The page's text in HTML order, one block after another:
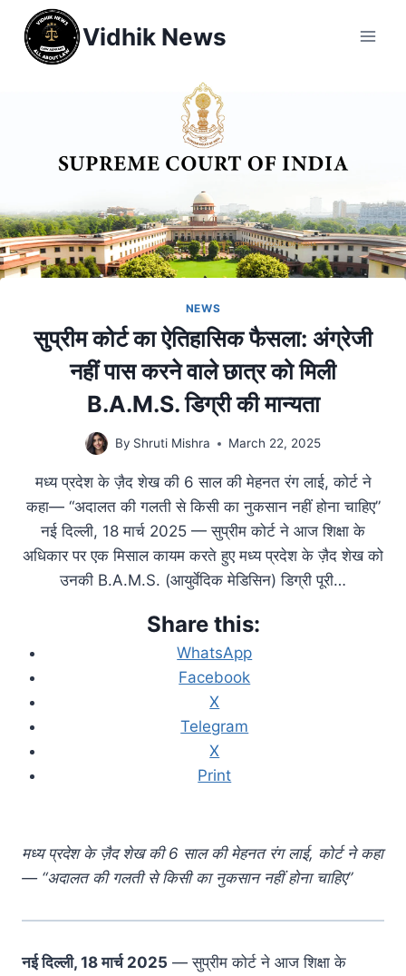
Vidhik News
NEWS
सुप्रीम कोर्ट का ऐतिहासिक फैसला: अंग्रेजी
नहीं पास करने वाले छात्र को मिली
B.A.M.S. डिग्री की मान्यता
By Shruti Mishra March 22, 2025
मध्य प्रदेश के ज़ैद शेख की 6 साल की मेहनत रंग लाई, कोर्ट ने
कहा— “अदालत की गलती से किसी का नुकसान नहीं होना चाहिए”
नई दिल्ली, 18 मार्च 2025 — सुप्रीम कोर्ट ने आज शिक्षा के
अधिकार पर एक मिसाल कायम करते हुए मध्य प्रदेश के ज़ैद शेख को
उनकी B.A.M.S. (आयुर्वेदिक मेडिसिन) डिग्री पूरी…
Share this:
WhatsApp
Facebook
X
Telegram
X
Print
मध्य प्रदेश के ज़ैद शेख की 6 साल की मेहनत रंग लाई, कोर्ट ने कहा
— “अदालत की गलती से किसी का नुकसान नहीं होना चाहिए”
नई दिल्ली, 18 मार्च 2025 — सुप्रीम कोर्ट ने आज शिक्षा के